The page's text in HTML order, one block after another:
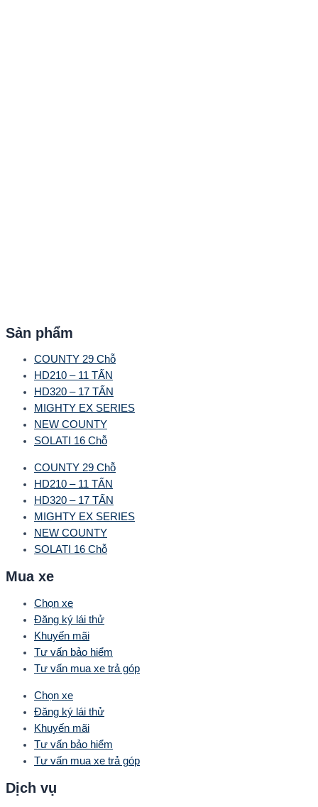
Sản phẩm
COUNTY 29 Chỗ
HD210 – 11 TẤN
HD320 – 17 TẤN
MIGHTY EX SERIES
NEW COUNTY
SOLATI 16 Chỗ
COUNTY 29 Chỗ
HD210 – 11 TẤN
HD320 – 17 TẤN
MIGHTY EX SERIES
NEW COUNTY
SOLATI 16 Chỗ
Mua xe
Chọn xe
Đăng ký lái thử
Khuyến mãi
Tư vấn bảo hiểm
Tư vấn mua xe trả góp
Chọn xe
Đăng ký lái thử
Khuyến mãi
Tư vấn bảo hiểm
Tư vấn mua xe trả góp
Dịch vụ